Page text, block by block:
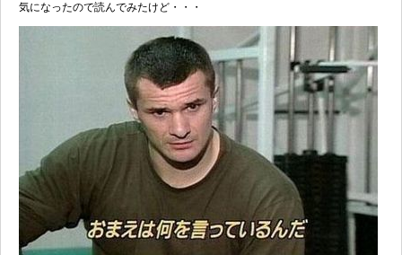
気になったので読んでみたけど・・・